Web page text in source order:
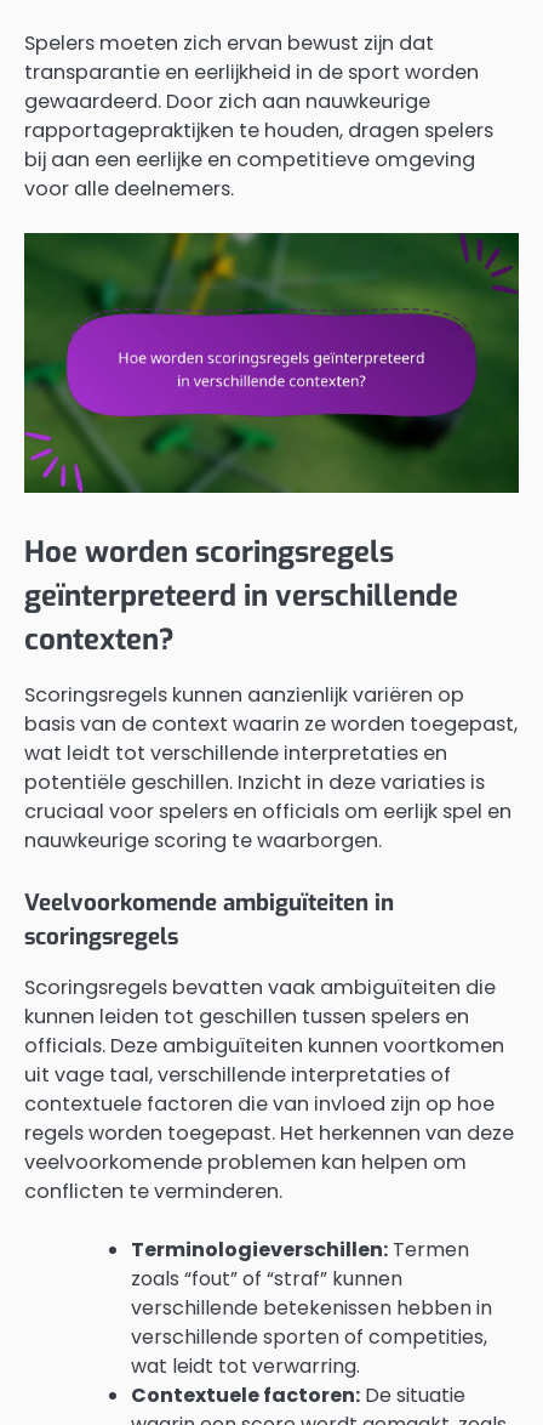
Spelers moeten zich ervan bewust zijn dat
transparantie en eerlijkheid in de sport worden
gewaardeerd. Door zich aan nauwkeurige
rapportagepraktijken te houden, dragen spelers
bij aan een eerlijke en competitieve omgeving
voor alle deelnemers.
Hoe worden scoringsregels
geïnterpreteerd in verschillende
contexten?
Scoringsregels kunnen aanzienlijk variëren op
basis van de context waarin ze worden toegepast,
wat leidt tot verschillende interpretaties en
potentiële geschillen. Inzicht in deze variaties is
cruciaal voor spelers en officials om eerlijk spel en
nauwkeurige scoring te waarborgen.
Veelvoorkomende ambiguïteiten in
scoringsregels
Scoringsregels bevatten vaak ambiguïteiten die
kunnen leiden tot geschillen tussen spelers en
officials. Deze ambiguïteiten kunnen voortkomen
uit vage taal, verschillende interpretaties of
contextuele factoren die van invloed zijn op hoe
regels worden toegepast. Het herkennen van deze
veelvoorkomende problemen kan helpen om
conflicten te verminderen.
Terminologieverschillen: Termen
zoals “fout” of “straf” kunnen
verschillende betekenissen hebben in
verschillende sporten of competities,
wat leidt tot verwarring.
Contextuele factoren: De situatie